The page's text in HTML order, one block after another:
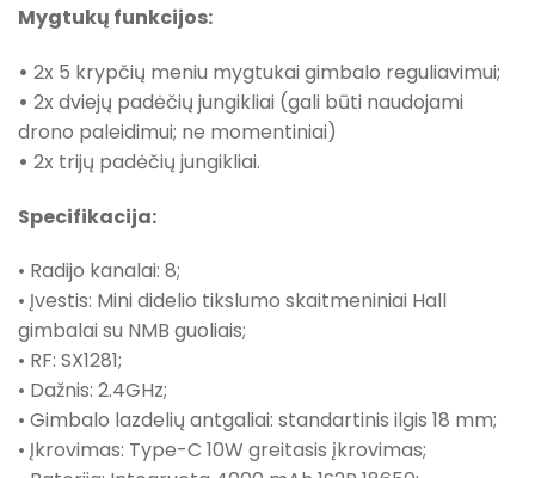
Mygtukų funkcijos:
• 2x 5 krypčių meniu mygtukai gimbalo reguliavimui;
• 2x dviejų padėčių jungikliai (gali būti naudojami
drono paleidimui; ne momentiniai)
• 2x trijų padėčių jungikliai.
Specifikacija:
• Radijo kanalai: 8;
• Įvestis: Mini didelio tikslumo skaitmeniniai Hall
gimbalai su NMB guoliais;
• RF: SX1281;
• Dažnis: 2.4GHz;
• Gimbalo lazdelių antgaliai: standartinis ilgis 18 mm;
• Įkrovimas: Type-C 10W greitasis įkrovimas;